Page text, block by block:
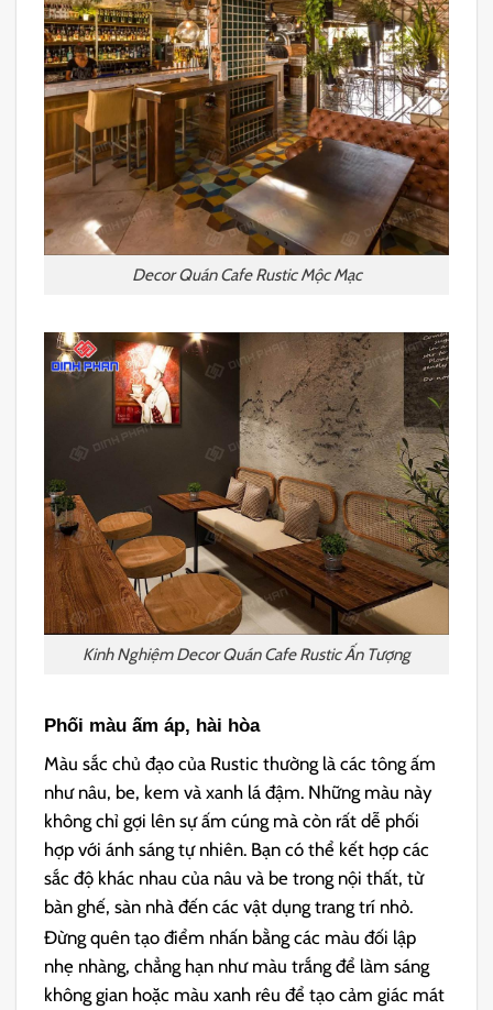
Decor Quán Cafe Rustic Mộc Mạc
Kinh Nghiệm Decor Quán Cafe Rustic Ấn Tượng
Phối màu ấm áp, hài hòa
Màu sắc chủ đạo của Rustic thường là các tông ấm
như nâu, be, kem và xanh lá đậm. Những màu này
không chỉ gợi lên sự ấm cúng mà còn rất dễ phối
hợp với ánh sáng tự nhiên. Bạn có thể kết hợp các
sắc độ khác nhau của nâu và be trong nội thất, từ
bàn ghế, sàn nhà đến các vật dụng trang trí nhỏ.
Đừng quên tạo điểm nhấn bằng các màu đối lập
nhẹ nhàng, chẳng hạn như màu trắng để làm sáng
không gian hoặc màu xanh rêu để tạo cảm giác mát